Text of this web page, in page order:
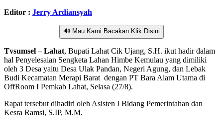
Editor : Jerry Ardiansyah
🔊 Mau Kami Bacakan Klik Disini
Tvsumsel – Lahat, Bupati Lahat Cik Ujang, S.H. ikut hadir dalam
hal Penyelesaian Sengketa Lahan Himbe Kemulau yang dimiliki
oleh 3 Desa yaitu Desa Ulak Pandan, Negeri Agung, dan Lebak
Budi Kecamatan Merapi Barat dengan PT Bara Alam Utama di
OffRoom I Pemkab Lahat, Selasa (27/8).
Rapat tersebut dihadiri oleh Asisten I Bidang Pemerintahan dan
Kesra Ramsi, S.IP, M.M.